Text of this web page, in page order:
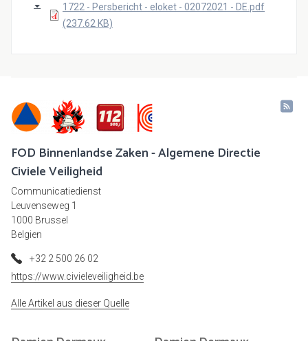
1722 - Persbericht - eloket - 02072021 - DE.pdf
(237.62 KB)
FOD Binnenlandse Zaken - Algemene Directie
Civiele Veiligheid
Communicatiedienst
Leuvenseweg 1
1000 Brussel
Belgien
+32 2 500 26 02
https://www.civieleveiligheid.be
Alle Artikel aus dieser Quelle